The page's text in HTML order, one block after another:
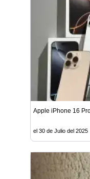
Apple iPhone 16
el 30 de Julio del 2025